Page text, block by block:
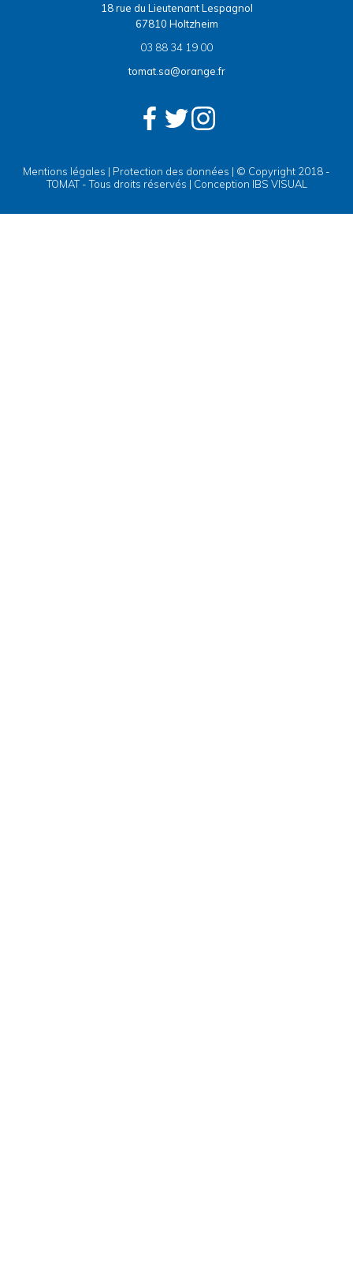
18 rue du Lieutenant Lespagnol
67810 Holtzheim
03 88 34 19 00
tomat.sa@orange.fr
Mentions légales | Protection des données | © Copyright 2018 -
TOMAT - Tous droits réservés | Conception IBS VISUAL